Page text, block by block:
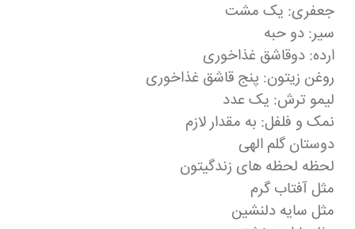
جعفری: یک مشت
سیر: دو حبه
ارده: دوقاشق غذاخوری
روغن زیتون: پنج قاشق غذاخوری
لیمو ترش: یک عدد
نمک و فلفل: به مقدار لازم
دوستان گلم الهی
لحظه لحظه های زندگیتون
مثل آفتاب گرم
مثل سایه دلنشین